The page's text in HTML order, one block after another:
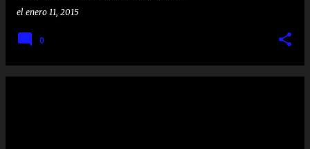
el enero 11, 2015
0